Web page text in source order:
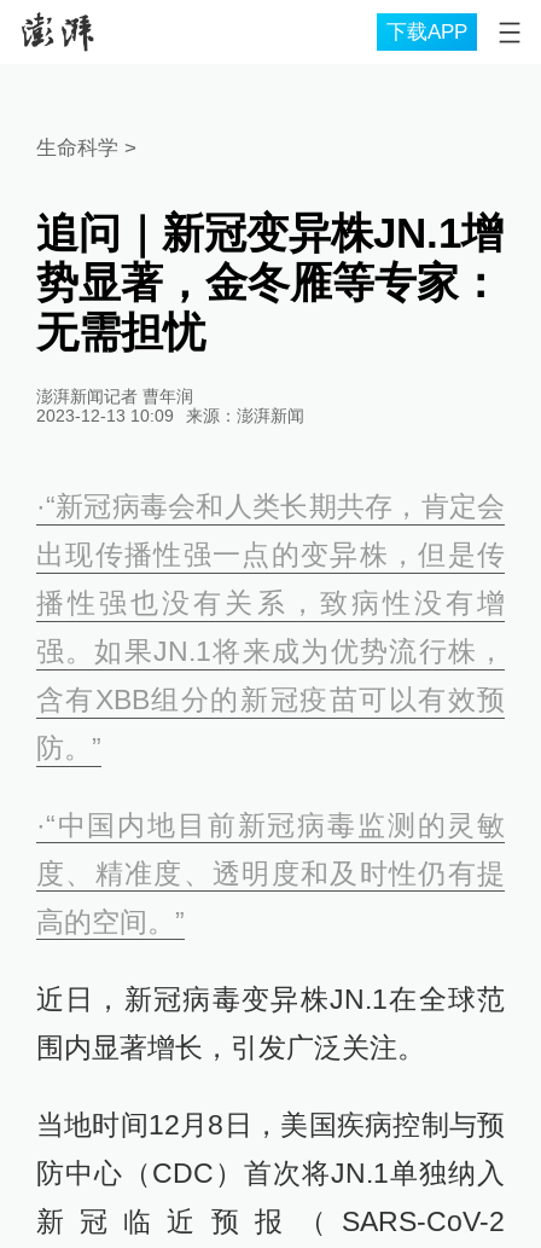
下载APP
生命科学 >
追问｜新冠变异株JN.1增
势显著，金冬雁等专家：
无需担忧
澎湃新闻记者 曹年润
2023-12-13 10:09
来源： 澎湃新闻
·“新冠病毒会和人类长期共存，肯定会
出现传播性强一点的变异株，但是传
播性强也没有关系，致病性没有增
强。如果JN.1将来成为优势流行株，
含有XBB组分的新冠疫苗可以有效预
防。”
·“中国内地目前新冠病毒监测的灵敏
度、精准度、透明度和及时性仍有提
高的空间。”
近日，新冠病毒变异株JN.1在全球范
围内显著增长，引发广泛关注。
当地时间12月8日，美国疾病控制与预
防中心（CDC）首次将JN.1单独纳入
新冠临近预报（SARS-CoV-2